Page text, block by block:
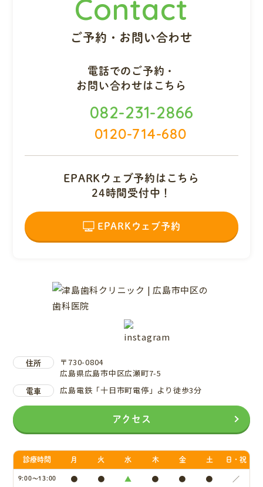
Contact
ご予約・お問い合わせ
電話でのご予約・
お問い合わせはこちら
082-231-2866
0120-714-680
EPARKウェブ予約はこちら
24時間受付中！
EPARKウェブ予約
住所
〒730-0804
広島県広島市中区広瀬町7-5
電車
広島電鉄「十日市町電停」より徒歩3分
アクセス
診療時間 月 火 水 木 金 土 日・祝
9:00～13:00 ● ● ▲ ● ● ● ／